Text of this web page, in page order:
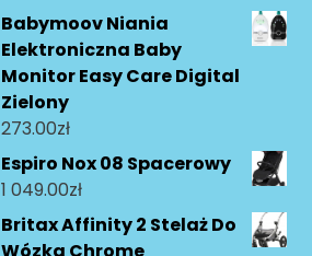
Babymoov Niania
Elektroniczna Baby
Monitor Easy Care Digital
Zielony
273.00zł
Espiro Nox 08 Spacerowy
1 049.00zł
Britax Affinity 2 Stelaż Do
Wózka Chrome